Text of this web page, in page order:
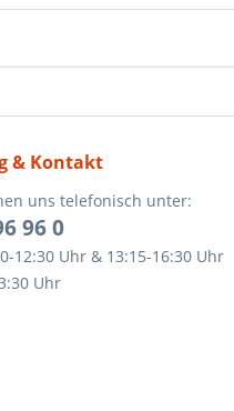
& Kontakt
uns telefonisch unter:
96 0
12:30 Uhr & 13:15-16:30 Uhr
Uhr